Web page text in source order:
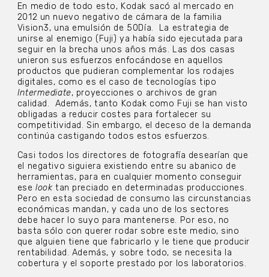
En medio de todo esto, Kodak sacó al mercado en
2012 un nuevo negativo de cámara de la familia
Vision3, una emulsión de 50Día. La estrategia de
unirse al enemigo (Fuji) ya había sido ejecutada para
seguir en la brecha unos años más. Las dos casas
unieron sus esfuerzos enfocándose en aquellos
productos que pudieran complementar los rodajes
digitales, como es el caso de tecnologías tipo
Intermediate, proyecciones o archivos de gran
calidad. Además, tanto Kodak como Fuji se han visto
obligadas a reducir costes para fortalecer su
competitividad. Sin embargo, el deceso de la demanda
continúa castigando todos estos esfuerzos.
Casi todos los directores de fotografía desearían que
el negativo siguiera existiendo entre su abanico de
herramientas, para en cualquier momento conseguir
eselook tan preciado en determinadas producciones.
Pero en esta sociedad de consumo las circunstancias
económicas mandan, y cada uno de los sectores
debe hacer lo suyo para mantenerse. Por eso, no
basta sólo con querer rodar sobre este medio, sino
que alguien tiene que fabricarlo y le tiene que producir
rentabilidad. Además, y sobre todo, se necesita la
cobertura y el soporte prestado por los laboratorios.